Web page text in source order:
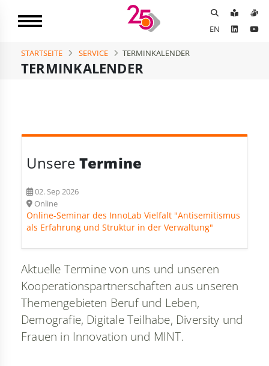
EN
TERMINKALENDER
STARTSEITE SERVICE TERMINKALENDER
Aktuelle Termine von uns und unseren
Kooperationspartnerschaften aus unseren
Themengebieten Beruf und Leben,
Demografie, Digitale Teilhabe, Diversity und
Frauen in Innovation und MINT.
Unsere Termine
02. Sep 2026
Online
Online-Seminar des InnoLab Vielfalt "Antisemitismus
als Erfahrung und Struktur in der Verwaltung"